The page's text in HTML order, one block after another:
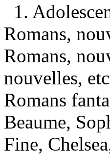
1.
Romans,
Romans,
nouvelles,
Romans
Beaume,
Fine,